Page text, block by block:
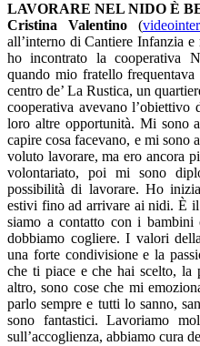
LAVORARE NEL NIDO È
Cristina Valentino(
all’interno di Cantiere Infanzia
ho incontrato la cooperativa
quando mio fratello
centro de’ La Rustica, un
cooperativa avevano
loro altre opportunità. Mi sono
capire cosa facevano, e mi sono
voluto lavorare, ma ero ancora
volontariato, poi mi sono
possibilità di lavorare. Ho
estivi fino ad arrivare ai nidi. È
siamo a contatto con i
dobbiamo cogliere. I valori
una forte condivisione e la
che ti piace e che hai scelto, la
altro, sono cose che mi
parlo sempre e tutti lo sanno,
sono fantastici. Lavoriamo
sull’accoglienza, abbiamo cura